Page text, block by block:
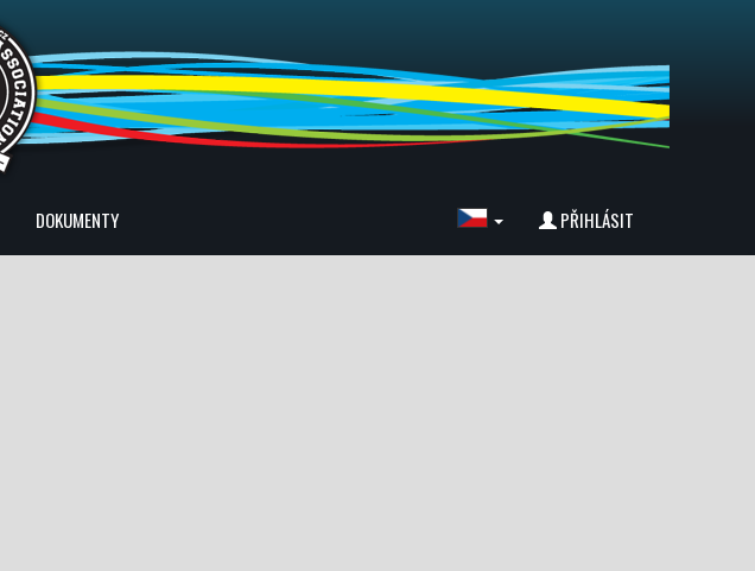
DOKUMENTY PŘIHLÁSIT